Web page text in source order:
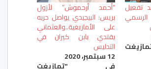
تفعيل “أحمد أرحموش” لأزول
بريس: البيجيدي يواصل حربه
على الأمازيغية..والعثماني
يقتدي بابن كيران في
التدليس
12 سبتمبر، 2020
في "تمازيغت